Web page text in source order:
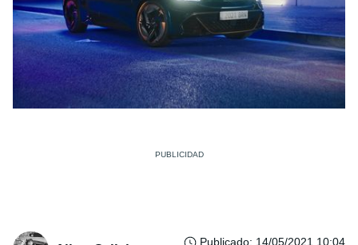
Publicado: 14/05/2021 10:04